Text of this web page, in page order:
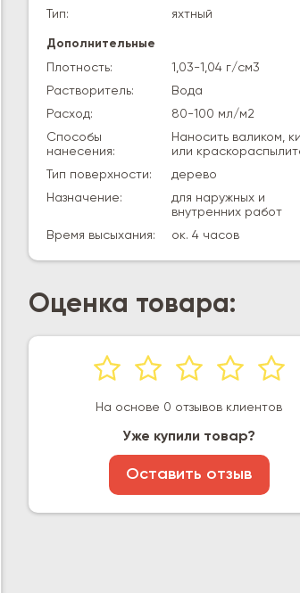
Тип:
яхтный
Дополнительные
Плотность:
1,03-1,04 г/см3
Растворитель:
Вода
Расход:
80-100 мл/м2
Способы
нанесения:
Наносить валиком,
или
Тип поверхности:
дерево
Назначение:
для наружных и
внутренних работ
Время высыхания:
ок. 4 часов
Оценка товара:
На основе 0 отзывов клиентов
Уже купили товар?
Оставить отзыв